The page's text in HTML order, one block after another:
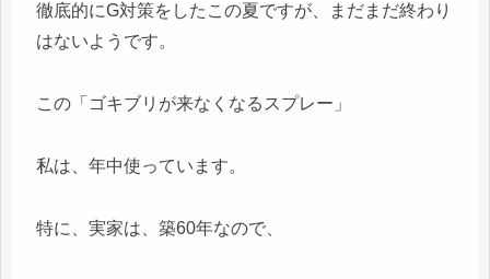
徹底的にG対策をしたこの夏ですが、まだまだ終わり
はないようです。
この「ゴキブリが来なくなるスプレー」
私は、年中使っています。
特に、実家は、築60年なので、